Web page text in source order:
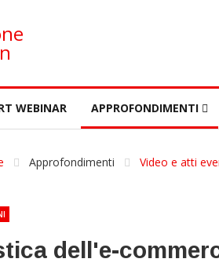
WEBINAR APPROFONDIMENTI
Approfondimenti Video e atti
dell'e-